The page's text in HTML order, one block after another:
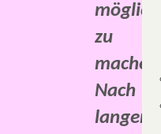
möglich
zu
machen.
Nach
langer